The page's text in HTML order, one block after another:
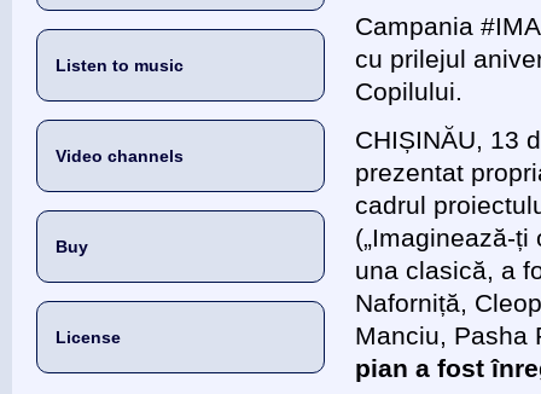
Listen to music
Video channels
Buy
License
Campania
cu prilejul
Copilului.
CHIȘINĂU, 13
prezentat
cadrul
(„Imaginează-
una clasică, a
Naforniță,
Manciu, Pasha
pian a fost